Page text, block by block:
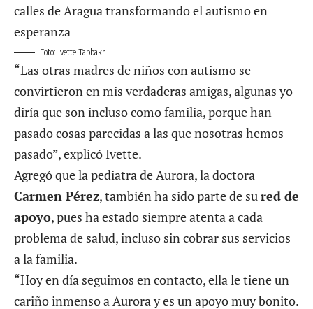
Foto: Ivette Tabbakh
“Las otras madres de niños con autismo se
convirtieron en mis verdaderas amigas, algunas yo
diría que son incluso como familia, porque han
pasado cosas parecidas a las que nosotras hemos
pasado”, explicó Ivette.
Agregó que la pediatra de Aurora, la doctora
Carmen Pérez, también ha sido parte de sured de
apoyo, pues ha estado siempre atenta a cada
problema de salud, incluso sin cobrar sus servicios
a la familia.
“Hoy en día seguimos en contacto, ella le tiene un
cariño inmenso a Aurora y es un apoyo muy bonito.